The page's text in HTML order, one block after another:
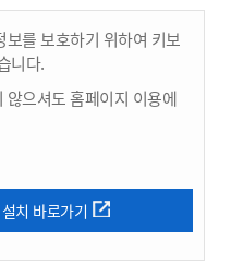
를 보호하기 위하여 키보
니다.
않으셔도 홈페이지 이용에
치 바로가기